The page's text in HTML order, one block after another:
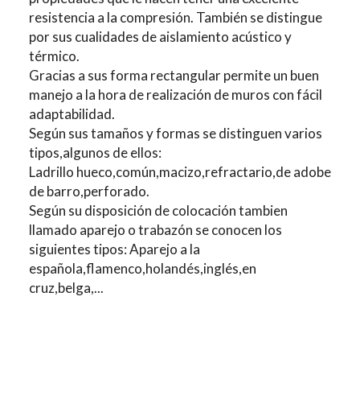
resistencia a la compresión. También se distingue
por sus cualidades de aislamiento acústico y
térmico.
Gracias a sus forma rectangular permite un buen
manejo a la hora de realización de muros con fácil
adaptabilidad.
Según sus tamaños y formas se distinguen varios
tipos,algunos de ellos:
Ladrillo hueco,común,macizo,refractario,de adobe
de barro,perforado.
Según su disposición de colocación tambien
llamado aparejo o trabazón se conocen los
siguientes tipos: Aparejo a la
española,flamenco,holandés,inglés,en
cruz,belga,...